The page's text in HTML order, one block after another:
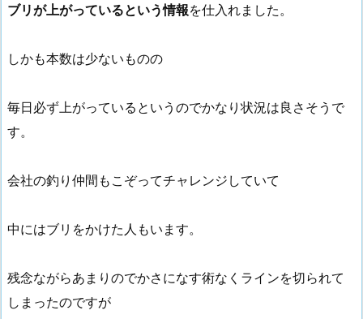
ブリが上がっているという情報を仕入れました。
しかも本数は少ないものの
毎日必ず上がっているというのでかなり状況は良さそうで
す。
会社の釣り仲間もこぞってチャレンジしていて
中にはブリをかけた人もいます。
残念ながらあまりのでかさになす術なくラインを切られて
しまったのですが